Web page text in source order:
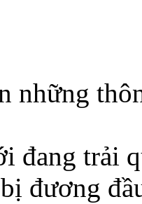
những
đang trải
đương